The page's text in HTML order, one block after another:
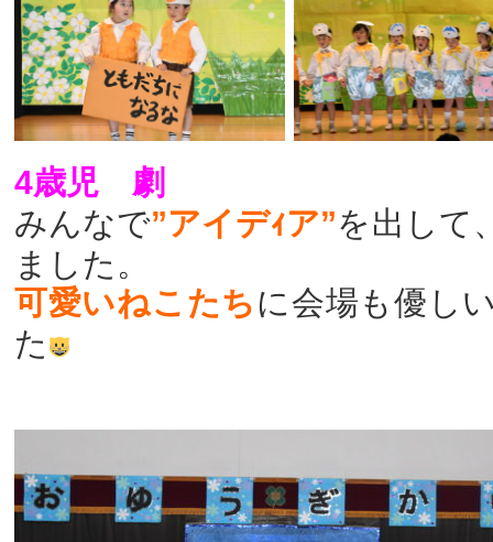
4歳児 劇
みんなで”アイデｨア”を出して
ました。
可愛いねこたち に会場も優し
た